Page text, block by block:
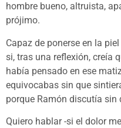
hombre bueno, altruista,
prójimo.
Capaz de ponerse en la
si, tras una reflexión, creía
había pensado en ese
equivocabas sin que
porque Ramón discutía sin
Quiero hablar -si el dolor